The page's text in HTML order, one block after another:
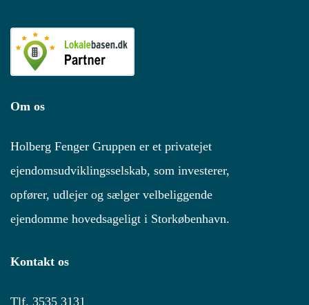
Om os
Holberg Fenger Gruppen er et privatejet
ejendomsudviklingsselskab, som investerer,
opfører, udlejer og sælger velbeliggende
ejendomme hovedsageligt i Storkøbenhavn.
Kontakt os
Tlf. 3535 3131